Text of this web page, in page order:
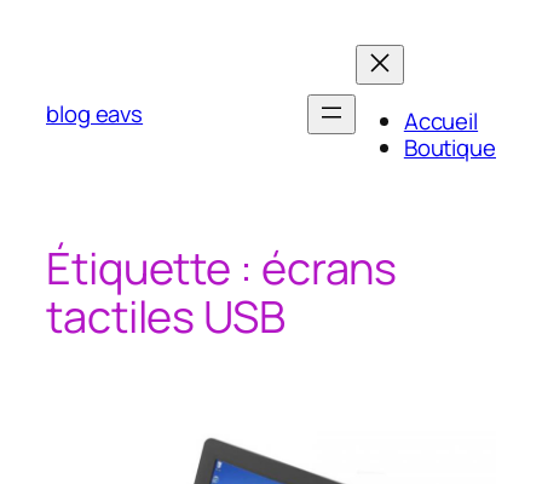
blog eavs
Accueil
Boutique
Étiquette : écrans
tactiles USB